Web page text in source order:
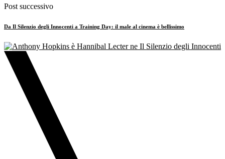
Post successivo
Da Il Silenzio degli Innocenti a Training Day: il male al cinema è bellissimo